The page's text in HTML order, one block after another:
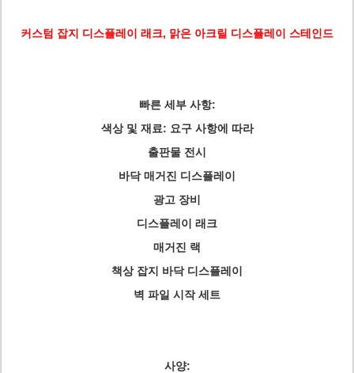
커스텀 잡지 디스플레이 래크, 맑은 아크릴 디스플레이 스테인드
빠른 세부 사항:
색상 및 재료: 요구 사항에 따라
출판물 전시
바닥 매거진 디스플레이
광고 장비
디스플레이 래크
매거진 랙
책상 잡지 바닥 디스플레이
벽 파일 시작 세트
사양: